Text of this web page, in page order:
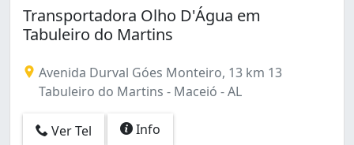
Transportadora Olho D'Água em
Tabuleiro do Martins
Avenida Durval Góes Monteiro, 13 km 13
Tabuleiro do Martins - Maceió - AL
Ver Tel Info